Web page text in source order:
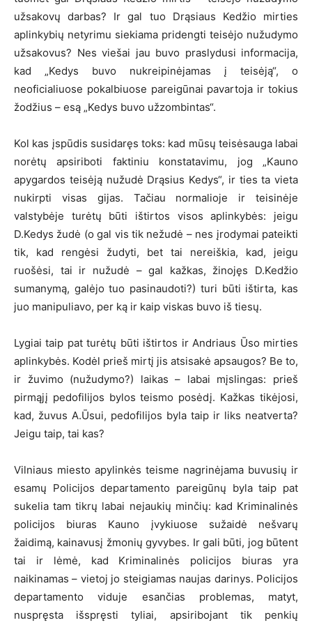
užsakovų darbas? Ir gal tuo Drąsiaus Kedžio mirties
aplinkybių netyrimu siekiama pridengti teisėjo nužudymo
užsakovus? Nes viešai jau buvo praslydusi informacija,
kad „Kedys buvo nukreipinėjamas į teisėją“, o
neoficialiuose pokalbiuose pareigūnai pavartoja ir tokius
žodžius – esą „Kedys buvo užzombintas“.
Kol kas įspūdis susidaręs toks: kad mūsų teisėsauga labai
norėtų apsiriboti faktiniu konstatavimu, jog „Kauno
apygardos teisėją nužudė Drąsius Kedys“, ir ties ta vieta
nukirpti visas gijas. Tačiau normalioje ir teisinėje
valstybėje turėtų būti ištirtos visos aplinkybės: jeigu
D.Kedys žudė (o gal vis tik nežudė – nes įrodymai pateikti
tik, kad rengėsi žudyti, bet tai nereiškia, kad, jeigu
ruošėsi, tai ir nužudė – gal kažkas, žinojęs D.Kedžio
sumanymą, galėjo tuo pasinaudoti?) turi būti ištirta, kas
juo manipuliavo, per ką ir kaip viskas buvo iš tiesų.
Lygiai taip pat turėtų būti ištirtos ir Andriaus Ūso mirties
aplinkybės. Kodėl prieš mirtį jis atsisakė apsaugos? Be to,
ir žuvimo (nužudymo?) laikas – labai mįslingas: prieš
pirmąjį pedofilijos bylos teismo posėdį. Kažkas tikėjosi,
kad, žuvus A.Ūsui, pedofilijos byla taip ir liks neatverta?
Jeigu taip, tai kas?
Vilniaus miesto apylinkės teisme nagrinėjama buvusių ir
esamų Policijos departamento pareigūnų byla taip pat
sukelia tam tikrų labai nejaukių minčių: kad Kriminalinės
policijos biuras Kauno įvykiuose sužaidė nešvarų
žaidimą, kainavusį žmonių gyvybes. Ir gali būti, jog būtent
tai ir lėmė, kad Kriminalinės policijos biuras yra
naikinamas – vietoj jo steigiamas naujas darinys. Policijos
departamento viduje esančias problemas, matyt,
nuspręsta išspręsti tyliai, apsiribojant tik penkių